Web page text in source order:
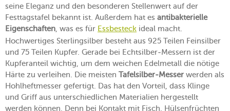
seine Eleganz und den besonderen Stellenwert auf der
Festtagstafel bekannt ist. Außerdem hat es antibakterielle
Eigenschaften, was es für Essbesteck ideal macht.
Hochwertiges Sterlingsilber besteht aus 925 Teilen Feinsilber
und 75 Teilen Kupfer. Gerade bei Echtsilber-Messern ist der
Kupferanteil wichtig, um dem weichen Edelmetall die nötige
Härte zu verleihen. Die meisten Tafelsilber-Messer werden als
Hohlheftmesser gefertigt. Das hat den Vorteil, dass Klinge
und Griff aus unterschiedlichen Materialien hergestellt
werden können. Denn bei Kontakt mit Fisch, Hülsenfrüchten